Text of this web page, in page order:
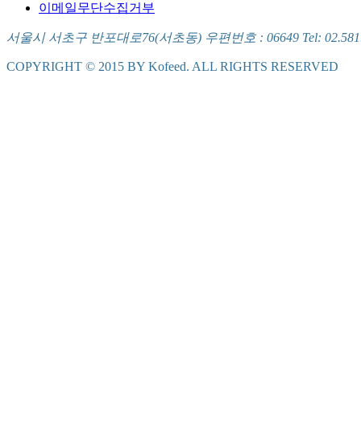
이메일무단수집거부
서울시 서초구 반포대로76(서초동) 우편번호 : 06649 Tel:
COPYRIGHT © 2015 BY Kofeed. ALL RIGHTS RESERVED